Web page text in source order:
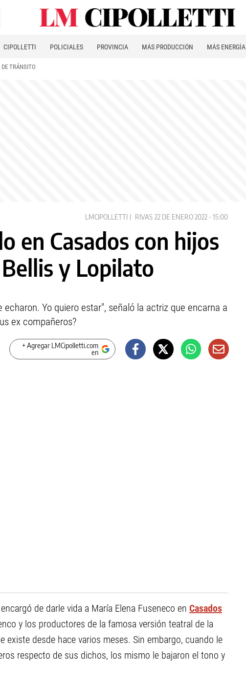
CIPOLLETTI POLICIALES PROVINCIA MÁS PRODUCCIÓN MÁS ENERGÍA
DE TRÁNSITO
LMCIPOLLETTI RIVAS 22 DE ENERO 2022 - 15:00
en Casados con hijos
y Lopilato
Yo quiero estar", señaló la actriz que encarna a
ex compañeros?
+ Agregar LMCipolletti.com
en
de darle vida a María Elena Fuseneco en Casados
y los productores de la famosa versión teatral de la
existe desde hace varios meses. Sin embargo, cuando le
respecto de sus dichos, los mismo le bajaron el tono y